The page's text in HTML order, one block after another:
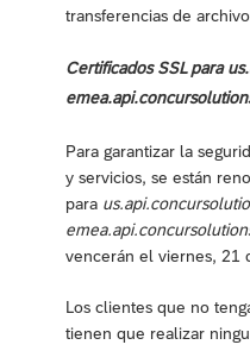
transferencias de
Certificados SSL para
Para garantizar la
y servicios, se están
para
vencerán el viernes, 21
Los clientes que no
tienen que realizar